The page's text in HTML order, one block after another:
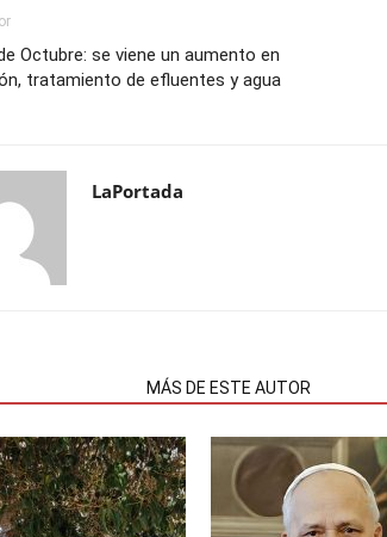
Octubre: se viene un aumento en
tratamiento de efluentes y agua
LaPortada
MÁS DE ESTE AUTOR